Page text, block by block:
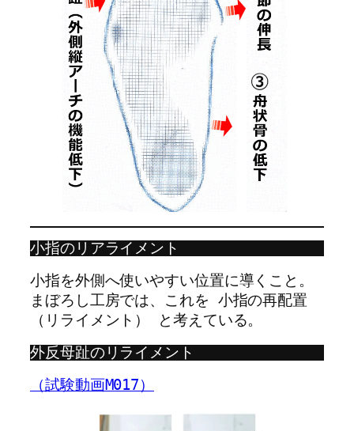
小指のリアライメント
小指を外側へ使いやすい位置に導くこと。
まぼろし工房では、これを 小指の再配置
（リライメント） と考えている。
外反母趾のリライメント
（試験動画M017）